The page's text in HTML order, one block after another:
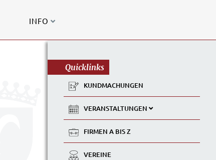
INFO
Quicklinks
KUNDMACHUNGEN
VERANSTALTUNGEN
FIRMEN A BIS Z
VEREINE